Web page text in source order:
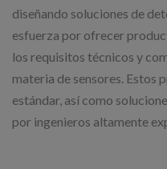
diseñando soluciones de
esfuerza por ofrecer
los requisitos técnicos y
materia de sensores. Estos
estándar, así como
por ingenieros altamente